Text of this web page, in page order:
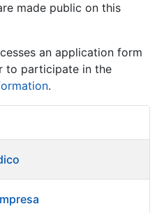
made public on this
an application form
to participate in the
.
Item